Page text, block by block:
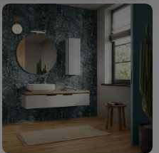
Sie das Surfen erst
Cookies fortsetzen.